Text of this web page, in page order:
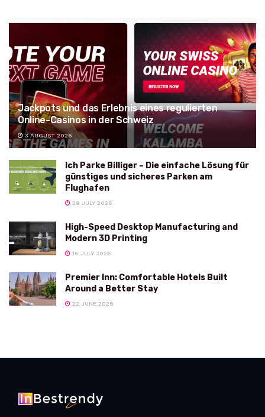
Jackpots und das Erlebnis eines regulierten
Online-Casinos in der Schweiz
3 AUGUST 2026
Ich Parke Billiger – Die einfache Lösung für
günstiges und sicheres Parken am
Flughafen
29 JULY 2026
High-Speed Desktop Manufacturing and
Modern 3D Printing
16 JULY 2026
Premier Inn: Comfortable Hotels Built
Around a Better Stay
22 JUNE 2026